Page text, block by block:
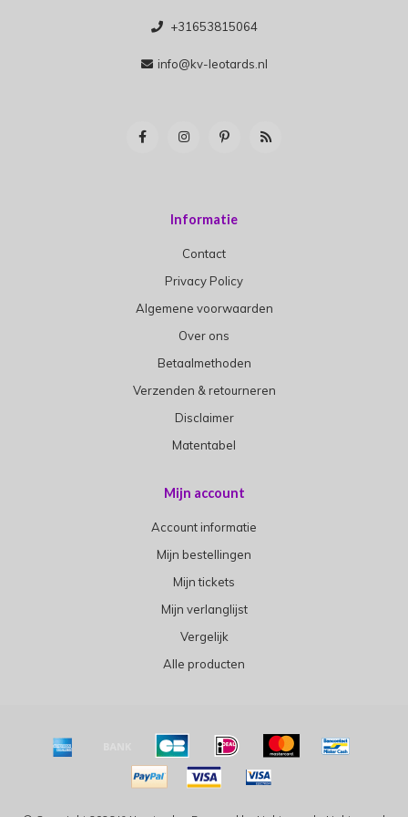
+31653815064
info@kv-leotards.nl
Informatie
Contact
Privacy Policy
Algemene voorwaarden
Over ons
Betaalmethoden
Verzenden & retourneren
Disclaimer
Matentabel
Mijn account
Account informatie
Mijn bestellingen
Mijn tickets
Mijn verlanglijst
Vergelijk
Alle producten